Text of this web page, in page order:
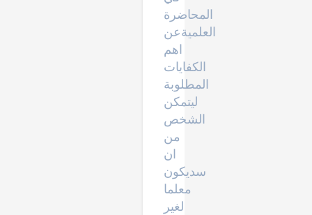
المحاضرة
العلميةعن
اهم
الكفايات
المطلوبة
ليتمكن
الشخص
من
ان
سديكون
معلما
لغير